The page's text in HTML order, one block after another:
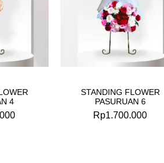
4
STANDING FLOWER
PASURUAN 6
Rp1.700.000